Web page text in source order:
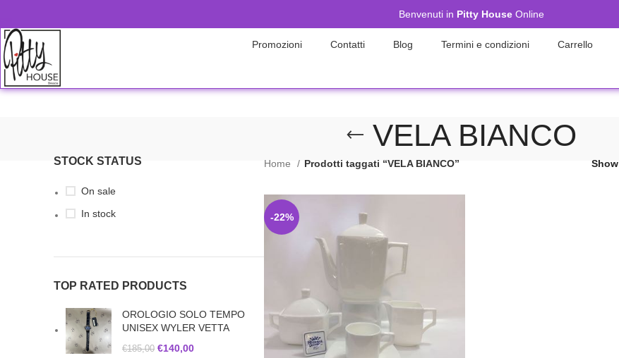
Benvenuti in Pitty House Online
Promozioni Contatti Blog Termini e condizioni Carrello
VELA BIANCO
STOCK STATUS
On sale
In stock
TOP RATED PRODUCTS
OROLOGIO SOLO TEMPO
UNISEX WYLER VETTA
€185,00 €140,00
Home Prodotti taggati “VELA BIANCO” Show
-22%